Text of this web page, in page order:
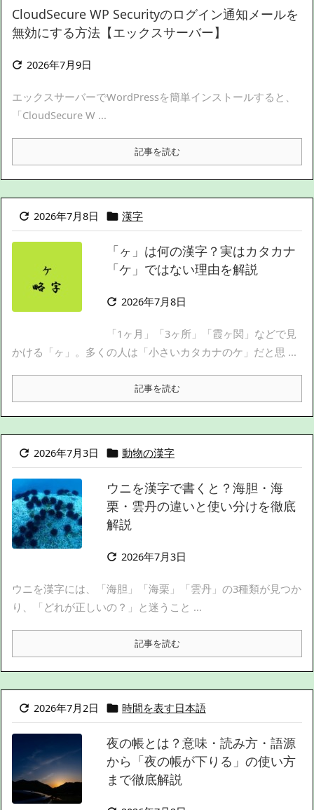
CloudSecure WP Securityのログイン通知メールを
無効にする方法【エックスサーバー】
 2026年7月9日
エックスサーバーでWordPressを簡単インストールすると、
「CloudSecure W ...
記事を読む
 2026年7月8日  漢字
「ヶ」は何の漢字？実はカタカナ
「ケ」ではない理由を解説
 2026年7月8日
「1ヶ月」「3ヶ所」「霞ヶ関」などで見
かける「ヶ」。多くの人は「小さいカタカナのケ」だと思 ...
記事を読む
 2026年7月3日  動物の漢字
ウニを漢字で書くと？海胆・海
栗・雲丹の違いと使い分けを徹底
解説
 2026年7月3日
ウニを漢字には、「海胆」「海栗」「雲丹」の3種類が見つか
り、「どれが正しいの？」と迷うこと ...
記事を読む
 2026年7月2日  時間を表す日本語
夜の帳とは？意味・読み方・語源
から「夜の帳が下りる」の使い方
まで徹底解説